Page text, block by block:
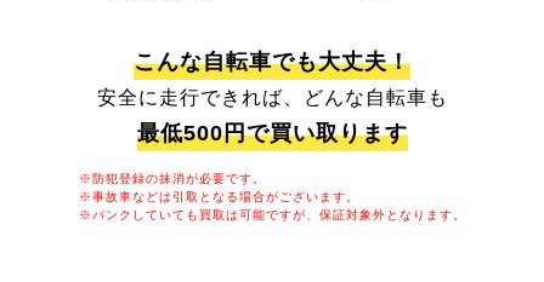
こんな自転車でも大丈夫！
安全に走行できれば、どんな自転車も
最低500円で買い取ります
※防犯登録の抹消が必要です。
※事故車などは引取となる場合がございます。
※パンクしていても買取は可能ですが、保証対象外となります。